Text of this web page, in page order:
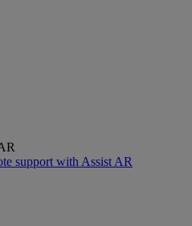
support with Assist AR